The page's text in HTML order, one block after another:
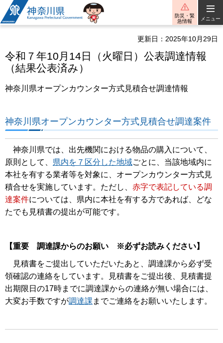
神奈川県
防災・緊
急情報
メニュー
更新日：2025年10月29日
令和７年10月14日（火曜日）公表調達情報
（結果公表済み）
神奈川県オープンカウンター方式見積合せ調達情報
神奈川県オープンカウンター方式見積合せ調達案件
神奈川県では、出先機関における物品の購入について、
原則として、 県内を７区分した地域ごとに、当該地域内に
本社を有する業者等を対象に、オープンカウンター方式見
積合せを実施しています。ただし、 赤字で表記している調
達案件については、県内に本社を有する方であれば、どな
たでも見積書の提出が可能です。
【重要 調達課からのお願い ※必ずお読みください】
見積書をご提出していただいたあと、調達課から必ず受
領確認の連絡をしています。見積書をご提出後、見積書提
出期限日の17時までに調達課からの連絡が無い場合には、
大変お手数ですが調達課 までご連絡をお願いいたします。